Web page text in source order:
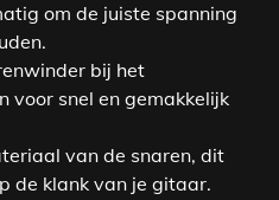
om de juiste spanning
bij het
voor snel en gemakkelijk
van de snaren, dit
de klank van je gitaar.